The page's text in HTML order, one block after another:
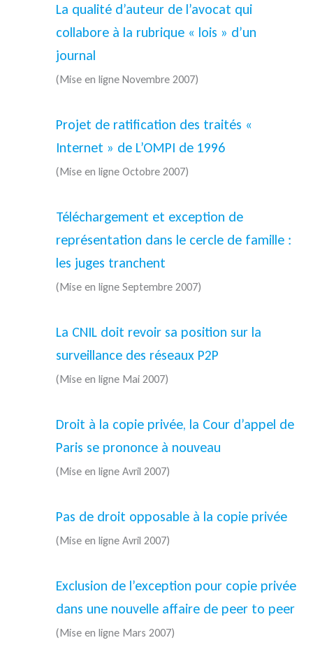
La qualité d’auteur de l’avocat qui
collabore à la rubrique « lois » d’un
journal
(Mise en ligne Novembre 2007)
Projet de ratification des traités «
Internet » de L’OMPI de 1996
(Mise en ligne Octobre 2007)
Téléchargement et exception de
représentation dans le cercle de famille :
les juges tranchent
(Mise en ligne Septembre 2007)
La CNIL doit revoir sa position sur la
surveillance des réseaux P2P
(Mise en ligne Mai 2007)
Droit à la copie privée, la Cour d’appel de
Paris se prononce à nouveau
(Mise en ligne Avril 2007)
Pas de droit opposable à la copie privée
(Mise en ligne Avril 2007)
Exclusion de l’exception pour copie privée
dans une nouvelle affaire de peer to peer
(Mise en ligne Mars 2007)